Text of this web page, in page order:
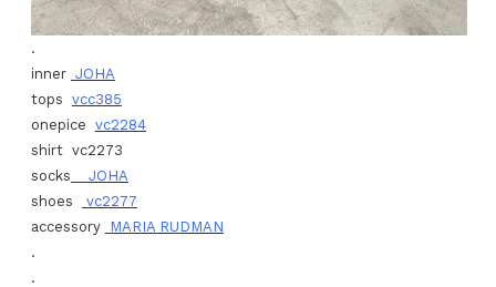
.
inner JOHA
tops vcc385
onepice vc2284
shirt vc2273
socks
JOHA
shoes
vc2277
accessory
MARIA RUDMAN
.
.